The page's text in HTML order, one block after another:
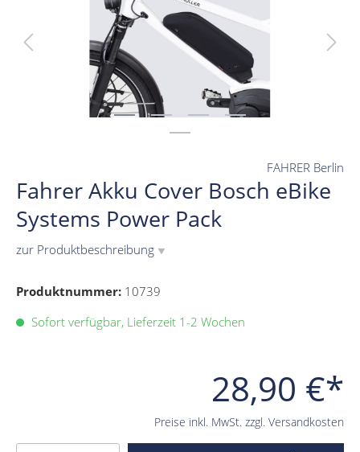
Fahrer Akku Cover Bosch eBike
Systems Power Pack
zur Produktbeschreibung ▼
FAHRER Berlin
Produktnummer: 10739
28,90 €*
Preise inkl. MwSt. zzgl. Versandkosten
Sofort verfügbar, Lieferzeit 1-2 Wochen